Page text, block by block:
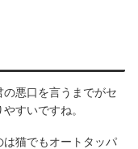
悪口を言うまでがセ
すいですね。
猫でもオートタッパ